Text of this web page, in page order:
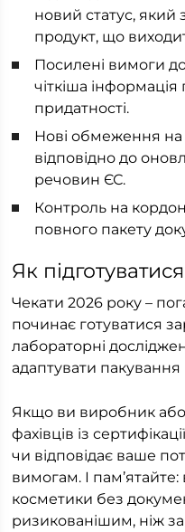
новий статус, який
продукт, що
Посилені вимоги
чіткіша інформація
придатності.
Нові обмеження на
відповідно до
речовин ЄС.
Контроль на
повного пакету
Як
Чекати 2026 року –
починає готуватися
лабораторні
адаптувати пакування
Якщо ви виробник або
фахівців із
чи відповідає ваше
вимогам. І
косметики без
ризикованішим, ніж